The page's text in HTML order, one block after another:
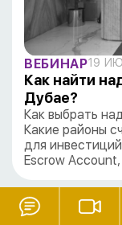
ВЕБИНАР19
Как найти
Дубае?
Как выбрать
Какие районы
для
Escrow